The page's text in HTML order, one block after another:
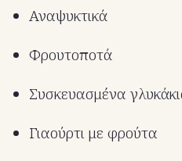
Αναψυκτικά
Φρουτοποτά
Συσκευασμένα
Γιαούρτι με φρούτα